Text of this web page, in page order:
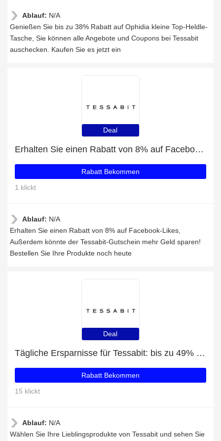
Ablauf: N/A
Genießen Sie bis zu 38% Rabatt auf Ophidia kleine Top-Heldle-
Tasche, Sie können alle Angebote und Coupons bei Tessabit
auschecken. Kaufen Sie es jetzt ein
Deal
Erhalten Sie einen Rabatt von 8% auf Facebook-Likes
Rabatt Bekommen
1 klickt
Ablauf: N/A
Erhalten Sie einen Rabatt von 8% auf Facebook-Likes,
Außerdem könnte der Tessabit-Gutschein mehr Geld sparen!
Bestellen Sie Ihre Produkte noch heute
Deal
Tägliche Ersparnisse für Tessabit: bis zu 49% Rabatt + kostenlose Geschenke und mehr
Rabatt Bekommen
15 klickt
Ablauf: N/A
Wählen Sie Ihre Lieblingsprodukte von Tessabit und sehen Sie